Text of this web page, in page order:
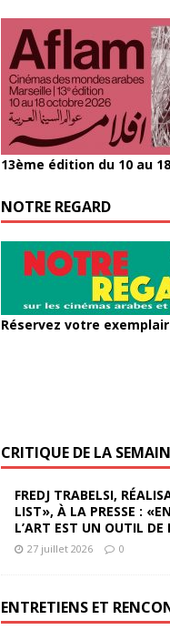
13ème édition du 10 au
NOTRE REGARD
Réservez votre
CRITIQUE DE LA
FREDJ TRABELSI,
LIST», À LA PRESSE :
L’ART EST UN OUTIL DE
27 juillet 2026 0
ENTRETIENS ET